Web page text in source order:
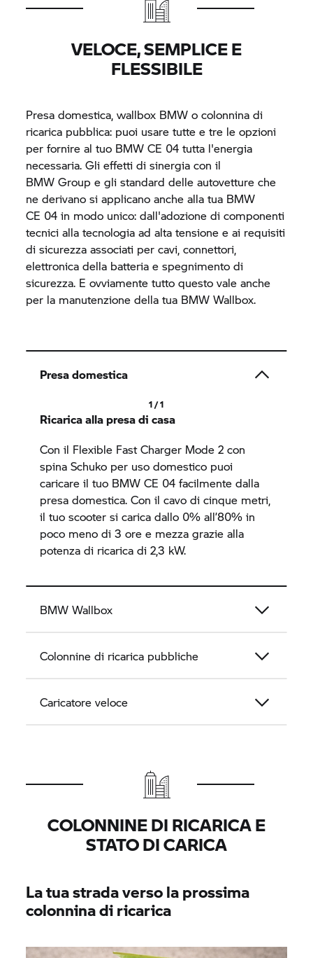
VELOCE, SEMPLICE E
FLESSIBILE
Presa domestica, wallbox BMW o colonnina di
ricarica pubblica: puoi usare tutte e tre le opzioni
per fornire al tuo BMWCE 04 tutta l'energia
necessaria. Gli effetti di sinergia con il
BMW Group e gli standard delle autovetture che
ne derivano si applicano anche alla tua BMW
CE 04 in modo unico: dall'adozione di componenti
tecnici alla tecnologia ad alta tensione e ai requisiti
di sicurezza associati per cavi, connettori,
elettronica della batteria e spegnimento di
sicurezza. E ovviamente tutto questo vale anche
per la manutenzione della tua BMW Wallbox.
Presa domestica
1 / 1
Ricarica alla presa di casa
Con il Flexible Fast Charger Mode 2 con
spina Schuko per uso domestico puoi
caricare il tuo BMWCE 04 facilmente dalla
presa domestica. Con il cavo di cinque metri,
il tuo scooter si carica dallo 0% all’80% in
poco meno di 3 ore e mezza grazie alla
potenza di ricarica di 2,3 kW.
BMW Wallbox
Colonnine di ricarica pubbliche
Caricatore veloce
COLONNINE DI RICARICA E
STATO DI CARICA
La tua strada verso la prossima
colonnina di ricarica